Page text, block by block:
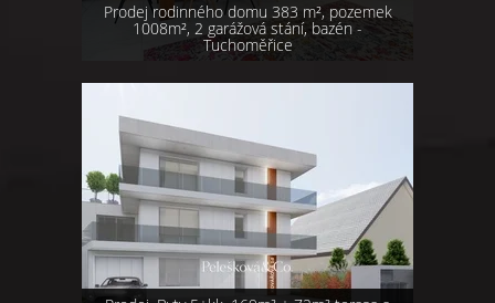
Prodej rodinného domu 383 m², pozemek
1008m², 2 garážová stání, bazén -
Tuchoměřice